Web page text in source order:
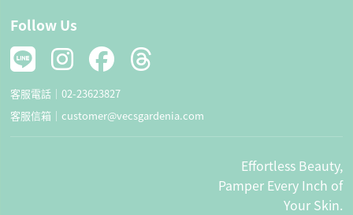
Follow Us
客服電話｜ 02-23623827
客服信箱｜ customer@vecsgardenia.com
Effortless Beauty,
Pamper Every Inch of
Your Skin.